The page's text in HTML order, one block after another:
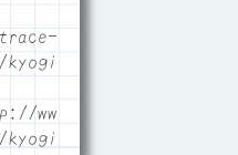
kyogi06″
www.boatrace-
a>